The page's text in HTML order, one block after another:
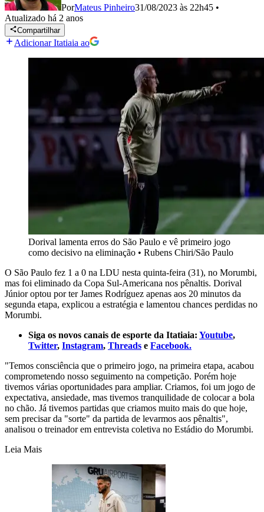
PorMateus Pinheiro31/08/2023 às 22h45 •
Atualizado há 2 anos
Compartilhar
Adicionar Itatiaia ao
Dorival lamenta erros do São Paulo e vê primeiro jogo
como decisivo na eliminação • Rubens Chiri/São Paulo
O São Paulo fez 1 a 0 na LDU nesta quinta-feira (31), no Morumbi,
mas foi eliminado da Copa Sul-Americana nos pênaltis. Dorival
Júnior optou por ter James Rodríguez apenas aos 20 minutos da
segunda etapa, explicou a estratégia e lamentou chances perdidas no
Morumbi.
Siga os novos canais de esporte da Itatiaia: Youtube,
Twitter, Instagram, Threads e Facebook.
"Temos consciência que o primeiro jogo, na primeira etapa, acabou
comprometendo nosso seguimento na competição. Porém hoje
tivemos várias oportunidades para ampliar. Criamos, foi um jogo de
expectativa, ansiedade, mas tivemos tranquilidade de colocar a bola
no chão. Já tivemos partidas que criamos muito mais do que hoje,
sem precisar da "sorte" da partida de levarmos aos pênaltis",
analisou o treinador em entrevista coletiva no Estádio do Morumbi.
Leia Mais